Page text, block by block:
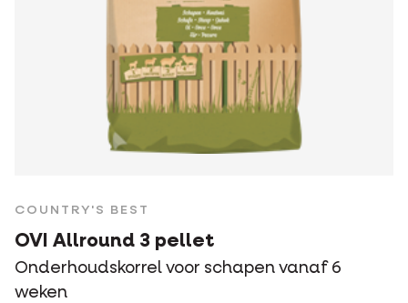
COUNTRY'S BEST
OVI Allround 3 pellet
Onderhoudskorrel voor schapen vanaf 6
weken